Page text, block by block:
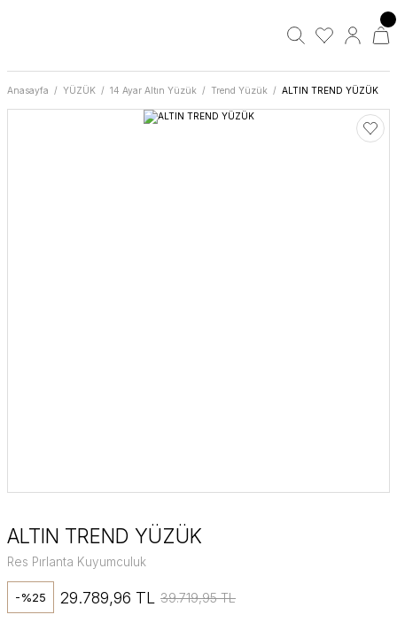
Anasayfa YÜZÜK 14 Ayar Altın Yüzük Trend Yüzük ALTIN TREND YÜZÜK
ALTIN TREND YÜZÜK
Res Pırlanta Kuyumculuk
-%25 29.789,96 TL 39.719,95 TL